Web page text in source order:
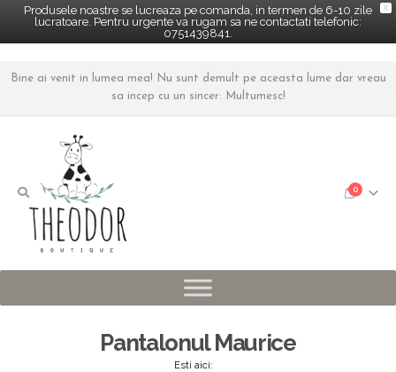
X
Produsele noastre se lucreaza pe comanda, in termen de 6-10 zile
lucratoare. Pentru urgente va rugam sa ne contactati telefonic:
0751439841.
Bine ai venit in lumea mea! Nu sunt demult pe aceasta lume dar vreau
sa incep cu un sincer: Multumesc!
0
Pantalonul Maurice
Esti aici: